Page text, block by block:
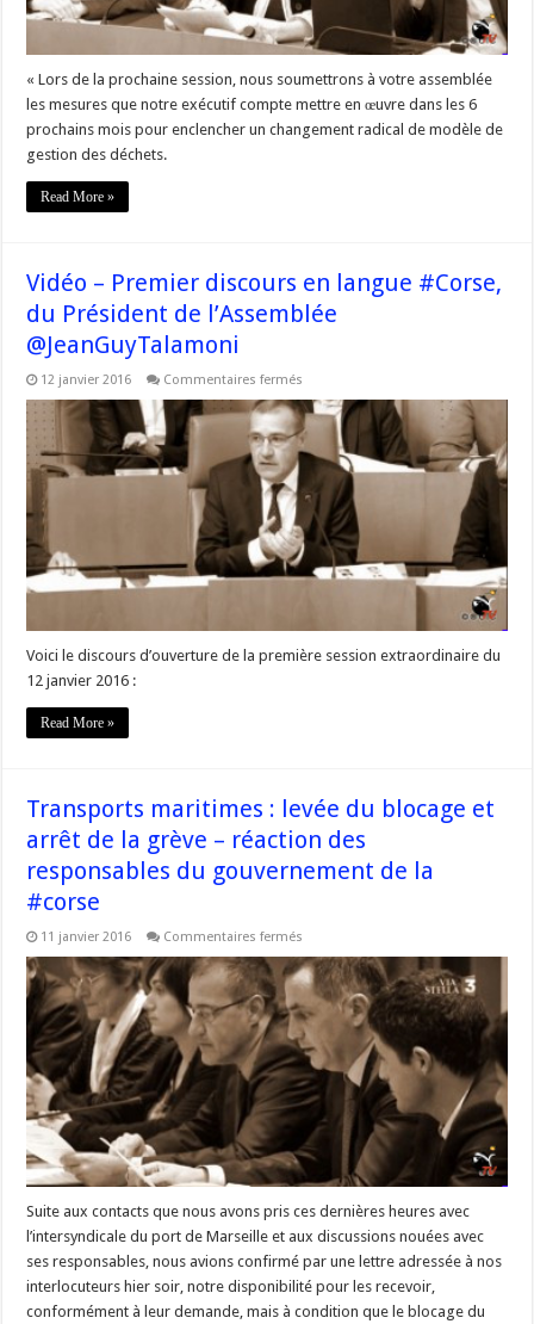
l’Environnement
de
la
Corse
« Lors de la prochaine session, nous soumettrons à votre assemblée
les mesures que notre exécutif compte mettre en œuvre dans les 6
prochains mois pour enclencher un changement radical de modèle de
gestion des déchets.
Read More »
Vidéo – Premier discours en langue #Corse,
du Président de l’Assemblée
@JeanGuyTalamoni
12 janvier 2016 Commentaires fermés
–
Premier
discours
en
langue
#Corse,
du
Président
de
l’Assemblée
@JeanGuyTalamoni
Voici le discours d’ouverture de la première session extraordinaire du
12 janvier 2016 :
Read More »
Transports maritimes : levée du blocage et
arrêt de la grève – réaction des
responsables du gouvernement de la
#corse
11 janvier 2016 Commentaires fermés
maritimes
:
levée
du
blocage
et
arrêt
de
la
grève
réaction
des
responsables
du
de
la
#corse
Suite aux contacts que nous avons pris ces dernières heures avec
l’intersyndicale du port de Marseille et aux discussions nouées avec
ses responsables, nous avions confirmé par une lettre adressée à nos
interlocuteurs hier soir, notre disponibilité pour les recevoir,
conformément à leur demande, mais à condition que le blocage du